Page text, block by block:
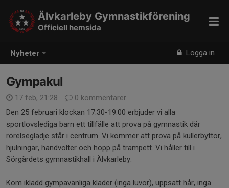
Nyheter Logga in
Älvkarleby Gymnastikförening
Officiell hemsida
Gympakul
17 feb, 21:28
0 kommentarer
Den 25 februari klockan 17.30-19.00 erbjuder vi alla
sportlovslediga barn ett tillfälle att prova på gymnastik där
rörelseglädje står i centrum. Vi kommer att prova på kullerbyttor,
hjulningar, handvolter och hopp på trampett. Vi håller till i
Sörgärdets gymnastikhall i Älvkarleby.
Kom iklädd gympavänliga kläder (inga luvor), uppsatt hår, inga